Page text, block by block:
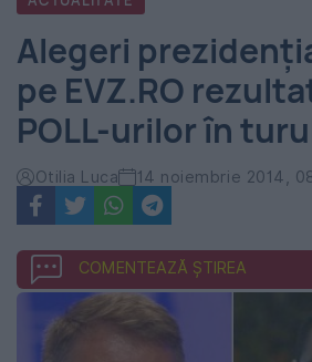
România
-
Evenimentul
Zilei
Alegeri
pe EVZ.RO
POLL-urilor în
Otilia Luca 14 noiembrie 2014,
COMENTEAZĂ ȘTIREA